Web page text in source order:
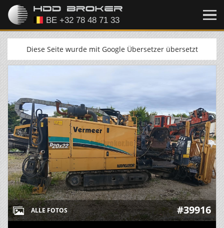
Diese Seite wurde mit Google Übersetzer übersetzt
ALLE FOTOS #39916